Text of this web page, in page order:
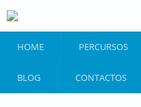
HOME PERCURSOS
BLOG CONTACTOS